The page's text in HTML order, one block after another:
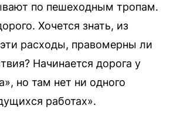
по пешеходным тропам.
Хочется знать, из
расходы, правомерны ли
Начинается дорога у
но там нет ни одного
работах».